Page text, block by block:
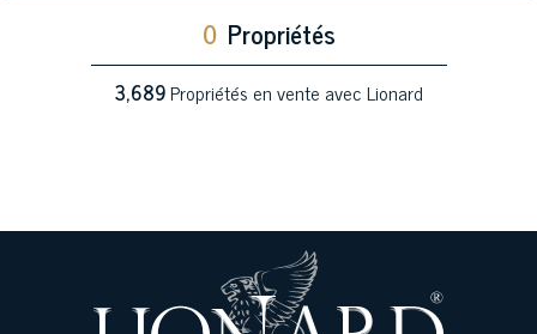
0 Propriétés
3,689Propriétés en vente avec Lionard